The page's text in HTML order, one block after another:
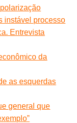
instável processo
Entrevista
da
as esquerdas
general que